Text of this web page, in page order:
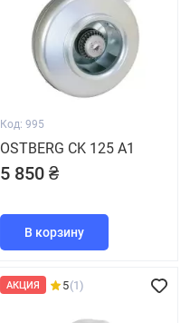
Код: 995
OSTBERG CK 125 A1
5 850 ₴
В корзину
АКЦИЯ 5(1)